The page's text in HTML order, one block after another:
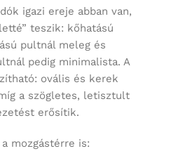
igazi ereje abban van,
teszik: kőhatású
pultnál meleg és
pedig minimalista. A
ovális és kerek
a szögletes, letisztult
erősítik.
mozgástérre is: